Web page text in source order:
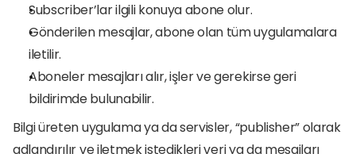
Subscriber’lar ilgili konuya abone olur.
Gönderilen mesajlar, abone olan tüm uygulamalara
iletilir.
Aboneler mesajları alır, işler ve gerekirse geri
bildirimde bulunabilir.
Bilgi üreten uygulama ya da servisler, “publisher” olarak
adlandırılır ve iletmek istedikleri veri ya da mesajları